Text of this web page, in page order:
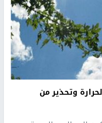
وتحذير من